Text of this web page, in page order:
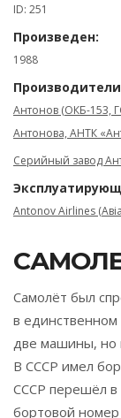
ID: 251
Произведен:
1988
Антонов (ОКБ-153,
Антонова, АНТК
Серийный завод
Antonov Airlines
Самолёт был
в
две машины, но
В СССР имел
СССР перешёл в
бортовой